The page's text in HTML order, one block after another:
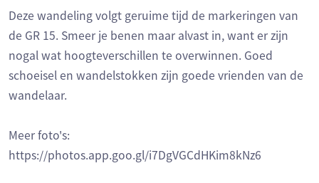
Deze wandeling volgt geruime tijd de markeringen van
de GR 15. Smeer je benen maar alvast in, want er zijn
nogal wat hoogteverschillen te overwinnen. Goed
schoeisel en wandelstokken zijn goede vrienden van de
wandelaar.
Meer foto's:
https://photos.app.goo.gl/i7DgVGCdHKim8kNz6